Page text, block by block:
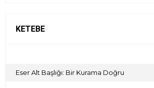
KETEBE
Eser Alt Başlığı: Bir Kurama Doğru